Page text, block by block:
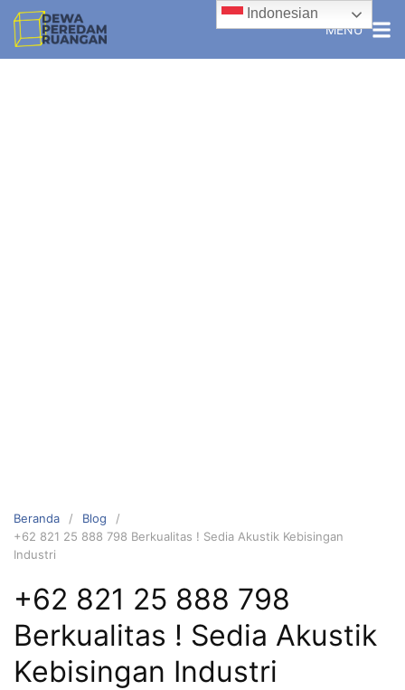
MENU
Beranda
Blog
+62 821 25 888 798 Berkualitas ! Sedia Akustik Kebisingan
Industri
+62 821 25 888 798
Berkualitas ! Sedia Akustik
Kebisingan Industri
Indonesian